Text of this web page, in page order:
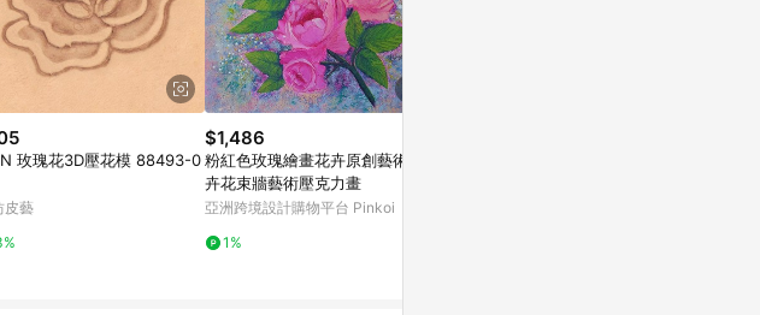
玫瑰花3D壓花模 88493-0
皮藝
$1,486
粉紅色玫瑰繪畫花卉原創藝術花
卉花束牆藝術壓克力畫
亞洲跨境設計購物平台 Pinkoi
1%